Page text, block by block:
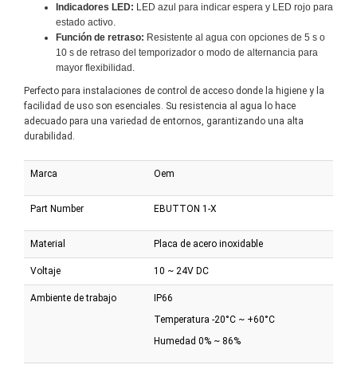
Indicadores LED: LED azul para indicar espera y LED rojo para
estado activo.
Función de retraso: Resistente al agua con opciones de 5 s o
10 s de retraso del temporizador o modo de alternancia para
mayor flexibilidad.
Perfecto para instalaciones de control de acceso donde la higiene y la
facilidad de uso son esenciales. Su resistencia al agua lo hace
adecuado para una variedad de entornos, garantizando una alta
durabilidad.
Marca Oem
Part Number EBUTTON 1-X
Material Placa de acero inoxidable
Voltaje 10 ~ 24V DC
Ambiente de trabajo
IP66
Temperatura -20°C ~ +60°C
Humedad 0% ~ 86%